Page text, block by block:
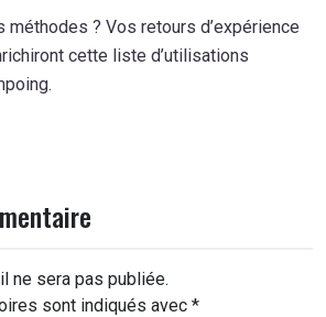
? Vos retours d’expérience
cette liste d’utilisations
ne sera pas publiée.
sont indiqués avec *